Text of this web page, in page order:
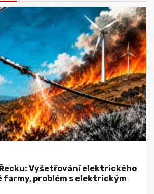
Vyšetřování elektrického
farmy, problém s elektrickým